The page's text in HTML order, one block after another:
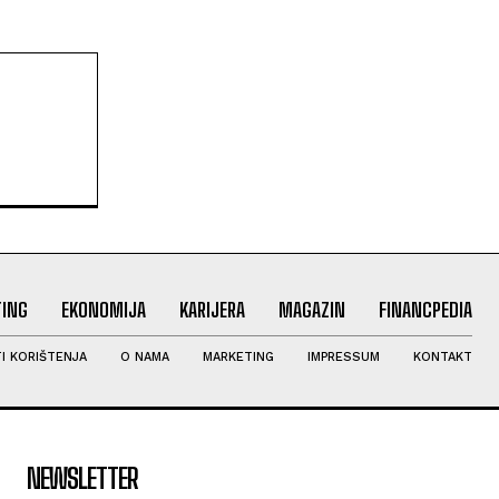
EKONOMIJA KARIJERA MAGAZIN FINANCPEDIA
KORIŠTENJA O NAMA MARKETING IMPRESSUM KONTAKT
NEWSLETTER